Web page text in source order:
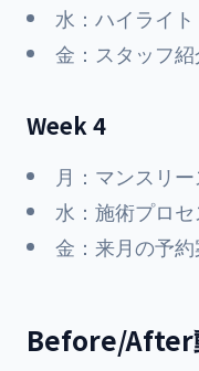
水：ハイライ
金：スタッフ紹
Week 4
月：マンスリ
水：施術プロセ
金：来月の予
Before/After